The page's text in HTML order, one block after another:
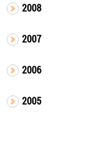
2008
2007
2006
2005